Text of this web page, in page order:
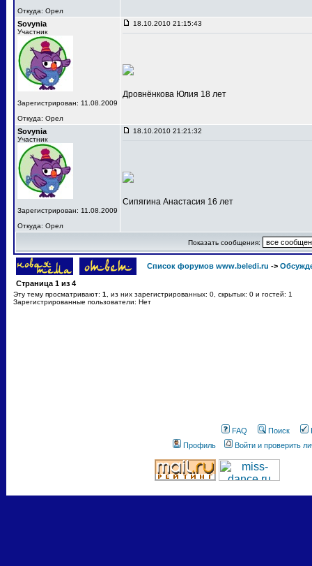
Откуда: Орел
Sovynia
Участник
Зарегистрирован: 11.08.2009
Откуда: Орел
18.10.2010 21:15:43
Дровнёнкова Юлия 18 лет
Sovynia
Участник
Зарегистрирован: 11.08.2009
Откуда: Орел
18.10.2010 21:21:32
Сипягина Анастасия 16 лет
Показать сообщения:
Список форумов www.beledi.ru ->
Страница 1 из 4
Эту тему просматривают: 1
, из них зарегистрированных: 0, скрытых: 0 и гостей: 1
Зарегистрированные пользователи: Нет
FAQ Поиск
Профиль
Войти и проверить